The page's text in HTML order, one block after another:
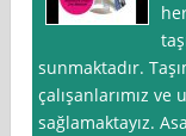
sunmaktadır.
çalışanlarımız
sağlamaktayız.